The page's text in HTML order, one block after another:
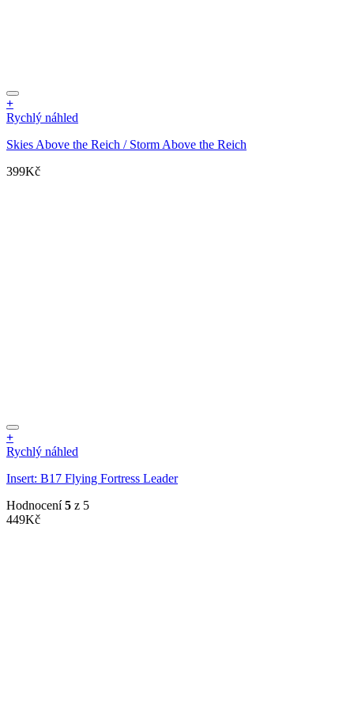
+
Rychlý náhled
Skies Above the Reich / Storm Above the Reich
399Kč
+
Rychlý náhled
Insert: B17 Flying Fortress Leader
Hodnocení5 z 5
449Kč